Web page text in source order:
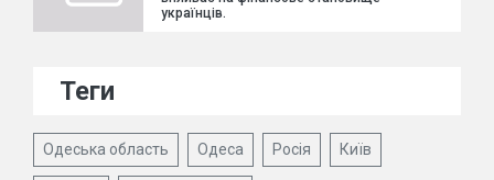
українців.
Теги
Одеська область Одеса Росія Київ